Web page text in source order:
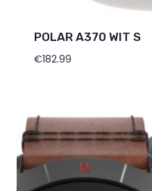
POLAR A370 WIT S
€182.99